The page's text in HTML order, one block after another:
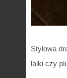
Stylowa
lalki czy